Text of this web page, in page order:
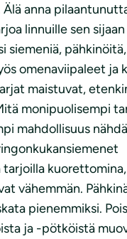
Älä anna
linnuille sen sijaan
siemeniä,
omenaviipaleet ja
maistuvat,
monipuolisempi
mahdollisuus
tarjoilla
vähemmän.
pienemmiksi.
ja -pötköistä